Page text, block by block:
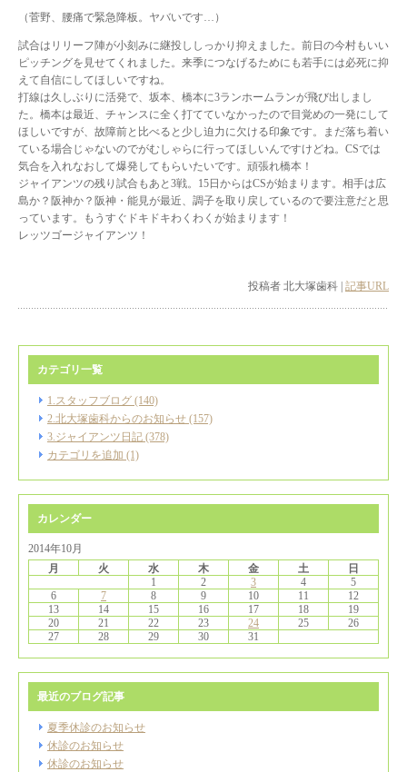
（菅野、腰痛で緊急降板。ヤバいです…）
試合はリリーフ陣が小刻みに継投ししっかり抑えました。前日の今村もいい
ピッチングを見せてくれました。来季につなげるためにも若手には必死に抑
えて自信にしてほしいですね。
打線は久しぶりに活発で、坂本、橋本に3ランホームランが飛び出しまし
た。橋本は最近、チャンスに全く打てていなかったので目覚めの一発にして
ほしいですが、故障前と比べると少し迫力に欠ける印象です。まだ落ち着い
ている場合じゃないのでがむしゃらに行ってほしいんですけどね。CSでは
気合を入れなおして爆発してもらいたいです。頑張れ橋本！
ジャイアンツの残り試合もあと3戦。15日からはCSが始まります。相手は広
島か？阪神か？阪神・能見が最近、調子を取り戻しているので要注意だと思
っています。もうすぐドキドキわくわくが始まります！
レッツゴージャイアンツ！
投稿者 北大塚歯科 | 記事URL
カテゴリ一覧
1.スタッフブログ (140)
2.北大塚歯科からのお知らせ (157)
3.ジャイアンツ日記 (378)
カテゴリを追加 (1)
カレンダー
2014年10月
月
火 水 木 金 土
日
1
2 3 4
5
6
7 8 9 10 11
12
13
14 15 16 17 18
19
20
21 22 23 24 25
26
27
28 29 30 31
最近のブログ記事
夏季休診のお知らせ
休診のお知らせ
休診のお知らせ